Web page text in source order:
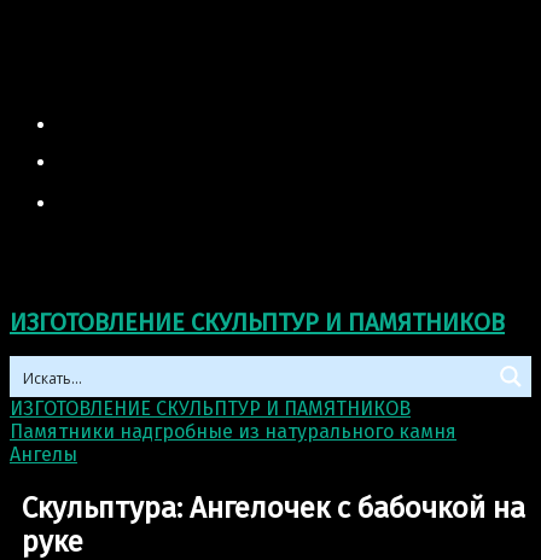
ИЗГОТОВЛЕНИЕ СКУЛЬПТУР И ПАМЯТНИКОВ
ИЗГОТОВЛЕНИЕ СКУЛЬПТУР И ПАМЯТНИКОВ
Памятники надгробные из натурального камня
Ангелы
Скульптура: Ангелочек с бабочкой на
руке